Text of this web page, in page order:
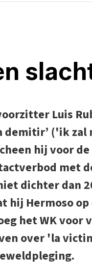
Luis
('ik zal
hij voor
met
dichter dan
hij Hermoso
het WK voor
over 'la